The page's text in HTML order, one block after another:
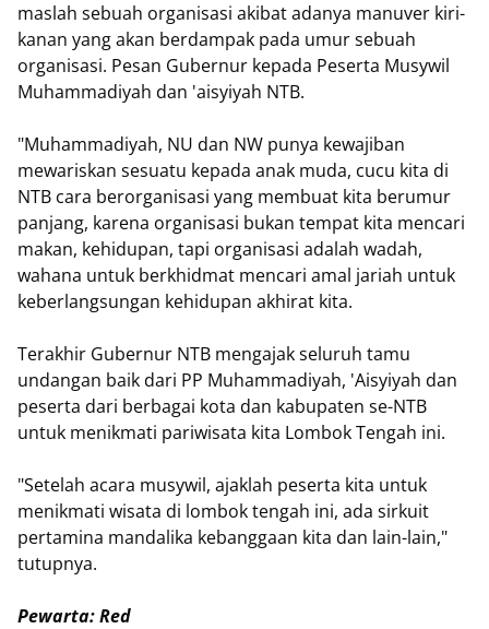
maslah sebuah organisasi akibat adanya manuver kiri-
kanan yang akan berdampak pada umur sebuah
organisasi. Pesan Gubernur kepada Peserta Musywil
Muhammadiyah dan 'aisyiyah NTB.
"Muhammadiyah, NU dan NW punya kewajiban
mewariskan sesuatu kepada anak muda, cucu kita di
NTB cara berorganisasi yang membuat kita berumur
panjang, karena organisasi bukan tempat kita mencari
makan, kehidupan, tapi organisasi adalah wadah,
wahana untuk berkhidmat mencari amal jariah untuk
keberlangsungan kehidupan akhirat kita.
Terakhir Gubernur NTB mengajak seluruh tamu
undangan baik dari PP Muhammadiyah, 'Aisyiyah dan
peserta dari berbagai kota dan kabupaten se-NTB
untuk menikmati pariwisata kita Lombok Tengah ini.
"Setelah acara musywil, ajaklah peserta kita untuk
menikmati wisata di lombok tengah ini, ada sirkuit
pertamina mandalika kebanggaan kita dan lain-lain,"
tutupnya.
Pewarta: Red